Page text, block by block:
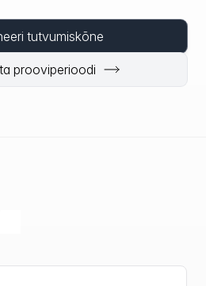
tutvumiskõne
prooviperioodi